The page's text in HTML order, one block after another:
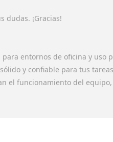
dudas. ¡Gracias!
entornos de oficina y
y confiable para tus
el funcionamiento del